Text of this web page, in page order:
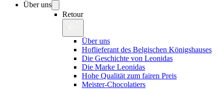
Über uns
Retour
Über uns
Hoflieferant des Belgischen Königshauses
Die Geschichte von Leonidas
Die Marke Leonidas
Hohe Qualität zum fairen Preis
Meister-Chocolatiers